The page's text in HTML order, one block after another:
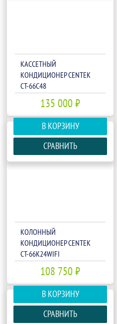
КАССЕТНЫЙ
КОНДИЦИОНЕР CENTEK
CT-66С48
135 000 ₽
В КОРЗИНУ
СРАВНИТЬ
КОЛОННЫЙ
КОНДИЦИОНЕР CENTEK
CT-66K24WIFI
108 750 ₽
В КОРЗИНУ
СРАВНИТЬ